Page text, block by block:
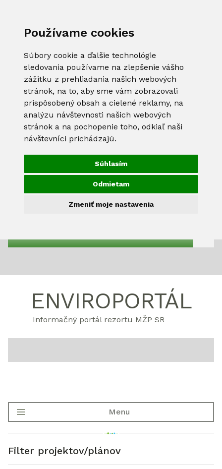
Používame cookies
Súbory cookie a ďalšie technológie
sledovania používame na zlepšenie vášho
zážitku z prehliadania našich webových
stránok, na to, aby sme vám zobrazovali
prispôsobený obsah a cielené reklamy, na
analýzu návštevnosti našich webových
stránok a na pochopenie toho, odkiaľ naši
návštevníci prichádzajú.
Súhlasím
Odmietam
Zmeniť moje nastavenia
ENVIROPORTÁL
Informačný portál rezortu MŽP SR
Menu
Filter projektov/plánov